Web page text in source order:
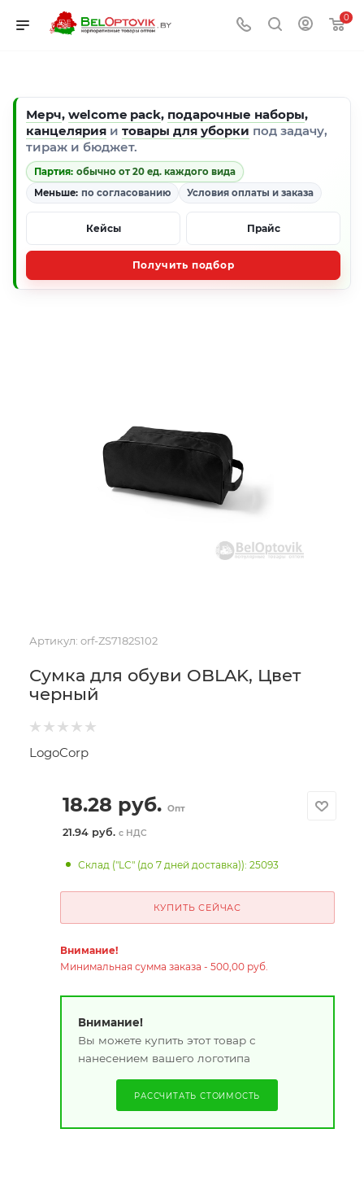
0
Мерч, welcome pack, подарочные наборы,
канцелярия и товары для уборки под задачу,
тираж и бюджет.
Партия: обычно от 20 ед. каждого вида
Меньше: по согласованию Условия оплаты и заказа
Кейсы Прайс
Получить подбор
Артикул: orf-ZS7182S102
Сумка для обуви OBLAK, Цвет
черный
LogoCorp
18.28 руб. Опт
21.94 руб. с НДС
Склад ("LC" (до 7 дней доставка)): 25093
КУПИТЬ СЕЙЧАС
Внимание!
Минимальная сумма заказа - 500,00 руб.
Внимание!
Вы можете купить этот товар с
нанесением вашего логотипа
РАССЧИТАТЬ СТОИМОСТЬ